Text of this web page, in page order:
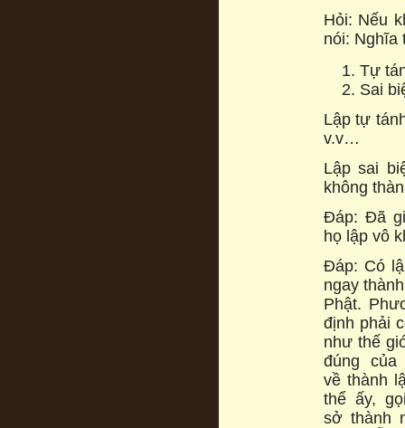
Hỏi: Nếu
nói: Nghĩa
Tự
Sai
Lập tự
v.v…
Lập sai
không
Đáp: Đã
họ lập vô
Đáp: Có
ngay
Phật.
định phải
như thế
đúng
về thành
thể ấy,
sở thành